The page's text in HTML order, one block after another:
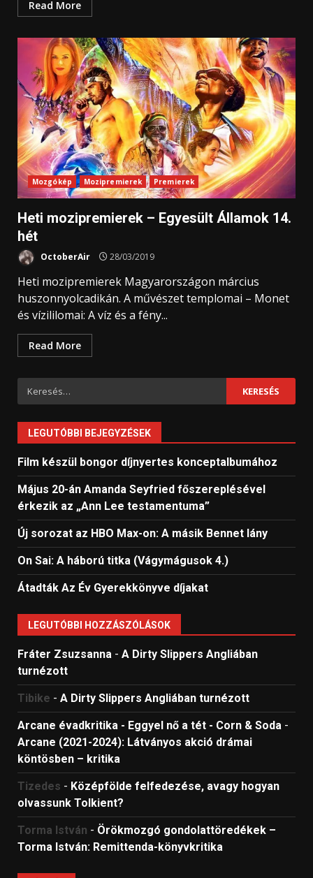
Read More
Mozgókép Mozipremierek Premierek
Heti mozipremierek – Egyesült Államok 14.
hét
OctoberAir 28/03/2019
Heti mozipremierek Magyarországon március
huszonnyolcadikán. A művészet templomai – Monet
és vízililomai: A víz és a fény...
Read More
Keresés:
LEGUTÓBBI BEJEGYZÉSEK
Film készül bongor díjnyertes konceptalbumához
Május 20-án Amanda Seyfried főszereplésével
érkezik az „Ann Lee testamentuma”
Új sorozat az HBO Max-on: A másik Bennet lány
On Sai: A ​háború titka (Vágymágusok 4.)
Átadták Az Év Gyerekkönyve díjakat
LEGUTÓBBI HOZZÁSZÓLÁSOK
Fráter Zsuzsanna - A Dirty Slippers Angliában
turnézott
Tibike - A Dirty Slippers Angliában turnézott
Arcane évadkritika - Eggyel nő a tét - Corn & Soda -
Arcane (2021-2024): Látványos akció drámai
köntösben – kritika
Tizedes - Középfölde felfedezése, avagy hogyan
olvassunk Tolkient?
Torma István - Örökmozgó gondolattöredékek –
Torma István: Remittenda-könyvkritika